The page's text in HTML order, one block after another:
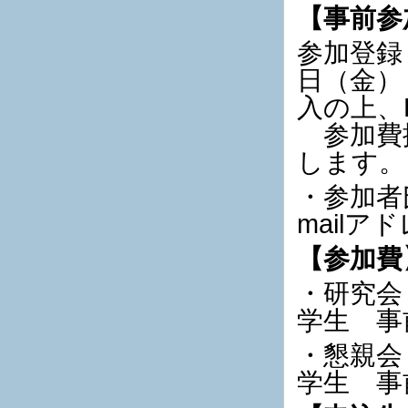
【事前
参加登
日（金
入の上
参加費
します。
・参
mailア
【参加
・研
学生 事
・懇
学生 事